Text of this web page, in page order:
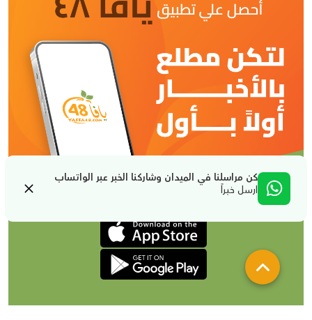
كن مراسلنا في الميدان وشاركنا الخبر عبر الواتساب
ارسل خبراً